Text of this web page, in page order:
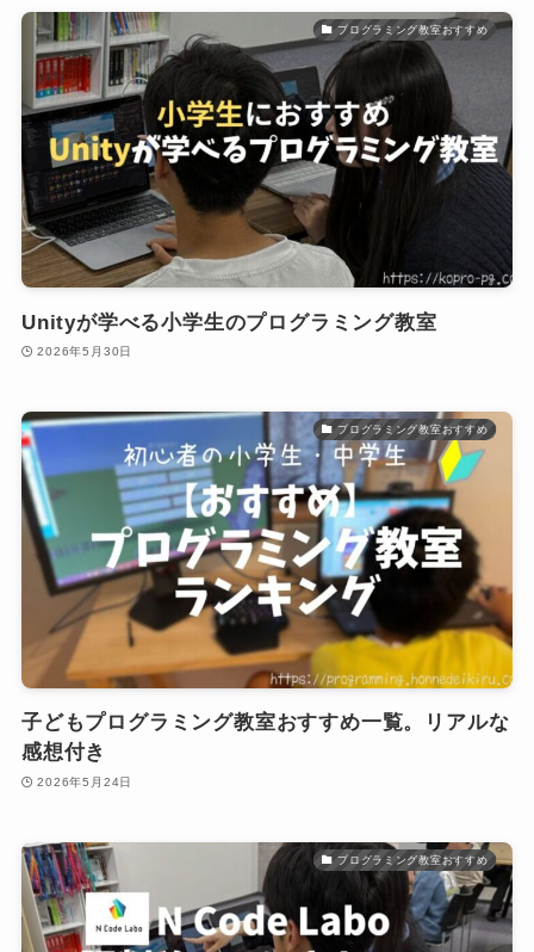
プログラミング教室おすすめ
Unityが学べる小学生のプログラミング教室
2026年5月30日
プログラミング教室おすすめ
子どもプログラミング教室おすすめ一覧。リアルな
感想付き
2026年5月24日
プログラミング教室おすすめ